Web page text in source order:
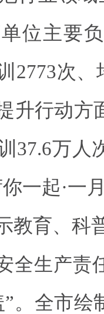
位主要
2773次
升行动
37.6万
一起·一
教育、科
全生产责
。全市绘